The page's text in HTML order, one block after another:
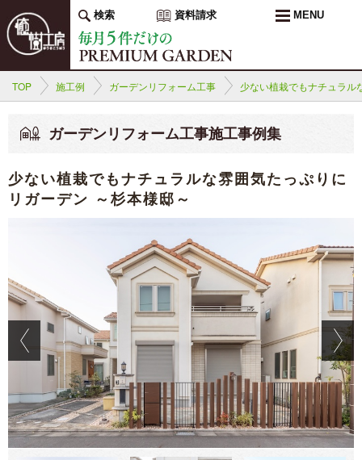
検索 資料請求 MENU
TOP 施工例 ガーデンリフォーム工事 少ない植栽でもナチュラル
ガーデンリフォーム工事施工事例集
少ない植栽でもナチュラルな雰囲気たっぷりに
リガーデン ～杉本様邸～